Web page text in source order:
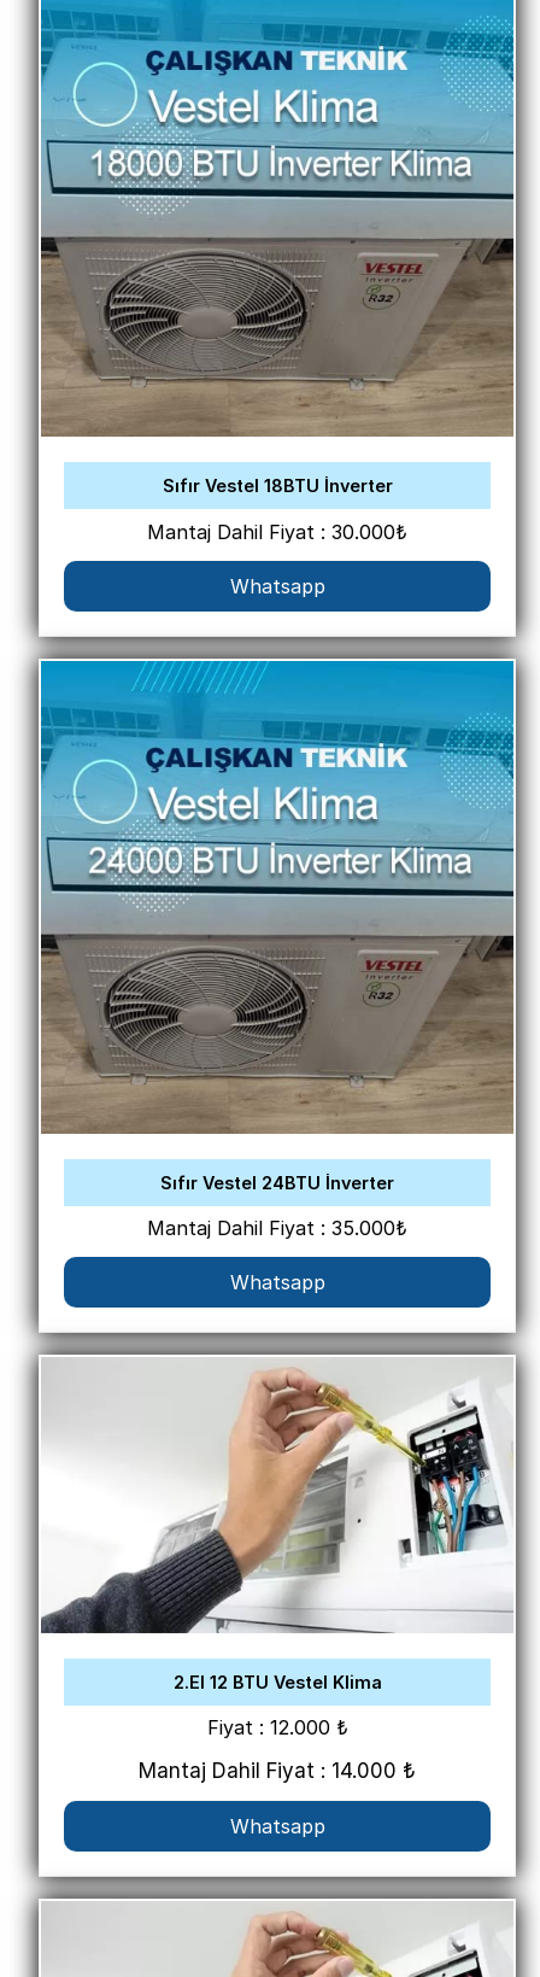
Sıfır Vestel 18BTU İnverter
Mantaj Dahil Fiyat : 30.000₺
Whatsapp
Sıfır Vestel 24BTU İnverter
Mantaj Dahil Fiyat : 35.000₺
Whatsapp
2.El 12 BTU Vestel Klima
Fiyat : 12.000 ₺
Mantaj Dahil Fiyat : 14.000 ₺
Whatsapp